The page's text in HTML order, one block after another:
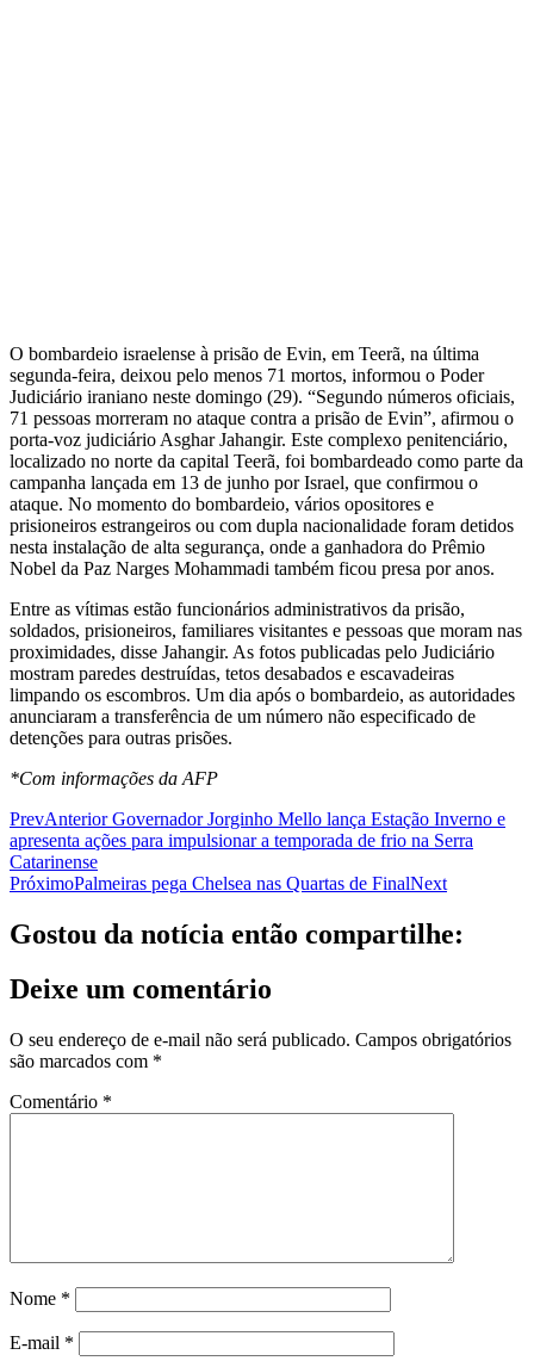
O bombardeio israelense à prisão de Evin, em Teerã, na última
segunda-feira, deixou pelo menos 71 mortos, informou o Poder
Judiciário iraniano neste domingo (29). “Segundo números oficiais,
71 pessoas morreram no ataque contra a prisão de Evin”, afirmou o
porta-voz judiciário Asghar Jahangir. Este complexo penitenciário,
localizado no norte da capital Teerã, foi bombardeado como parte da
campanha lançada em 13 de junho por Israel, que confirmou o
ataque. No momento do bombardeio, vários opositores e
prisioneiros estrangeiros ou com dupla nacionalidade foram detidos
nesta instalação de alta segurança, onde a ganhadora do Prêmio
Nobel da Paz Narges Mohammadi também ficou presa por anos.
Entre as vítimas estão funcionários administrativos da prisão,
soldados, prisioneiros, familiares visitantes e pessoas que moram nas
proximidades, disse Jahangir. As fotos publicadas pelo Judiciário
mostram paredes destruídas, tetos desabados e escavadeiras
limpando os escombros. Um dia após o bombardeio, as autoridades
anunciaram a transferência de um número não especificado de
detenções para outras prisões.
*Com informações da AFP
PrevAnteriorGovernador Jorginho Mello lança Estação Inverno e
apresenta ações para impulsionar a temporada de frio na Serra
Catarinense
PróximoPalmeiras pega Chelsea nas Quartas de FinalNext
Gostou da notícia então compartilhe:
Deixe um comentário
O seu endereço de e-mail não será publicado. Campos obrigatórios
são marcados com *
Comentário *
Nome *
E-mail *